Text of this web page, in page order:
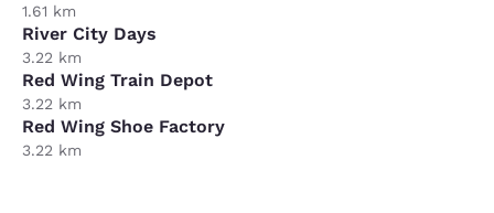
1.61 km
River City Days
3.22 km
Red Wing Train Depot
3.22 km
Red Wing Shoe Factory
3.22 km